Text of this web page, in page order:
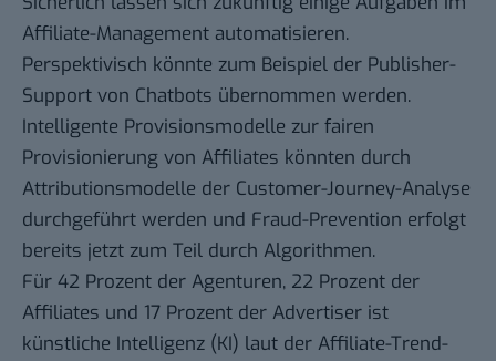
Affiliate-Management automatisieren.
Perspektivisch könnte zum Beispiel der Publisher-
Support von Chatbots übernommen werden.
Intelligente Provisionsmodelle zur fairen
Provisionierung von Affiliates könnten durch
Attributionsmodelle der Customer-Journey-Analyse
durchgeführt werden und Fraud-Prevention erfolgt
bereits jetzt zum Teil durch Algorithmen.
Für 42 Prozent der Agenturen, 22 Prozent der
Affiliates und 17 Prozent der Advertiser ist
künstliche Intelligenz (KI) laut der Affiliate-Trend-